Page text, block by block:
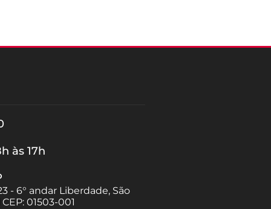
às 17h
- 6° andar Liberdade, São
01503-001